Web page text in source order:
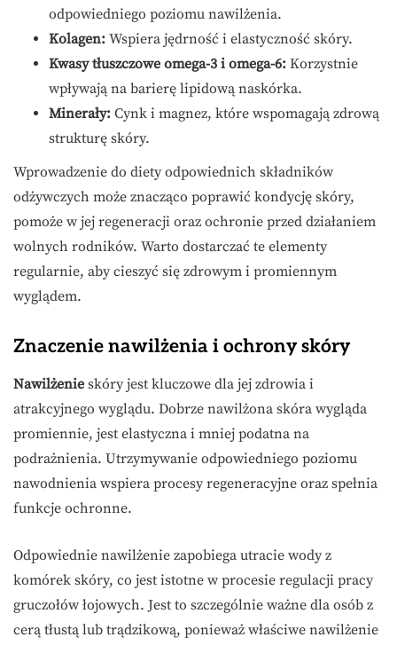
odpowiedniego poziomu nawilżenia.
Kolagen: Wspiera jędrność i elastyczność skóry.
Kwasy tłuszczowe omega-3 i omega-6: Korzystnie
wpływają na barierę lipidową naskórka.
Minerały: Cynk i magnez, które wspomagają zdrową
strukturę skóry.
Wprowadzenie do diety odpowiednich składników
odżywczych może znacząco poprawić kondycję skóry,
pomoże w jej regeneracji oraz ochronie przed działaniem
wolnych rodników. Warto dostarczać te elementy
regularnie, aby cieszyć się zdrowym i promiennym
wyglądem.
Znaczenie nawilżenia i ochrony skóry
Nawilżenie skóry jest kluczowe dla jej zdrowia i
atrakcyjnego wyglądu. Dobrze nawilżona skóra wygląda
promiennie, jest elastyczna i mniej podatna na
podrażnienia. Utrzymywanie odpowiedniego poziomu
nawodnienia wspiera procesy regeneracyjne oraz spełnia
funkcje ochronne.
Odpowiednie nawilżenie zapobiega utracie wody z
komórek skóry, co jest istotne w procesie regulacji pracy
gruczołów łojowych. Jest to szczególnie ważne dla osób z
cerą tłustą lub trądzikową, ponieważ właściwe nawilżenie